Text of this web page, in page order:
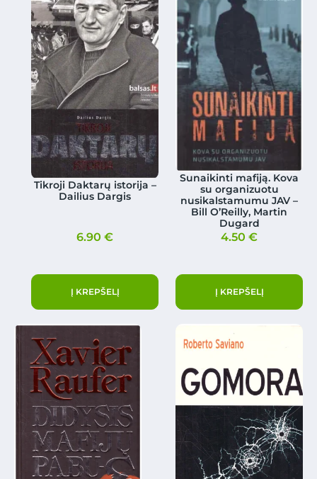
Tikroji Daktarų istorija –
Dailius Dargis
6.90€
Į KREPŠELĮ
Sunaikinti mafiją. Kova
su organizuotu
nusikalstamumu JAV –
Bill O’Reilly, Martin
Dugard
4.50€
Į KREPŠELĮ